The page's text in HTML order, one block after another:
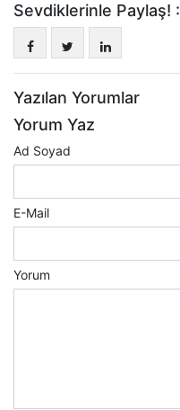
Sevdiklerinle Paylaş! :
Yazılan Yorumlar
Yorum Yaz
Ad Soyad
E-Mail
Yorum